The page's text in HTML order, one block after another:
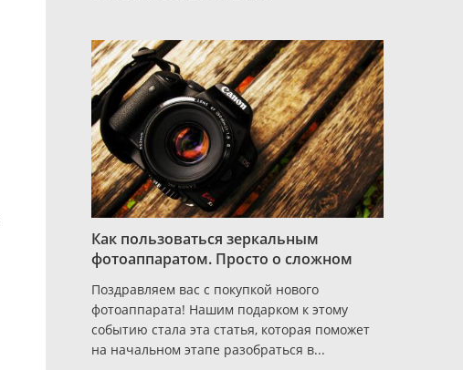
Как пользоваться зеркальным
фотоаппаратом. Просто о сложном
Поздравляем вас с покупкой нового
фотоаппарата! Нашим подарком к этому
событию стала эта статья, которая поможет
на начальном этапе разобраться в...